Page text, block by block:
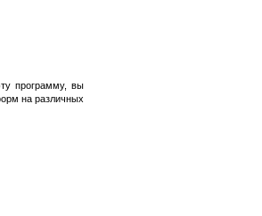
программу, вы
на различных